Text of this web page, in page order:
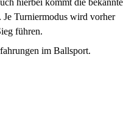
hierbei kommt die bekannte
Turniermodus wird vorher
führen.
im Ballsport.